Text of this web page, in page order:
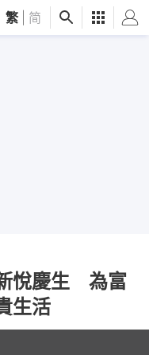
繁 简
悅慶生 為富
生活